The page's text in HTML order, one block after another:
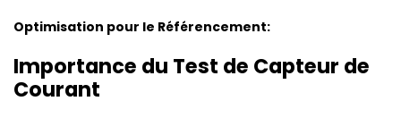
Optimisation pour le Référencement:
Importance du Test de Capteur de
Courant